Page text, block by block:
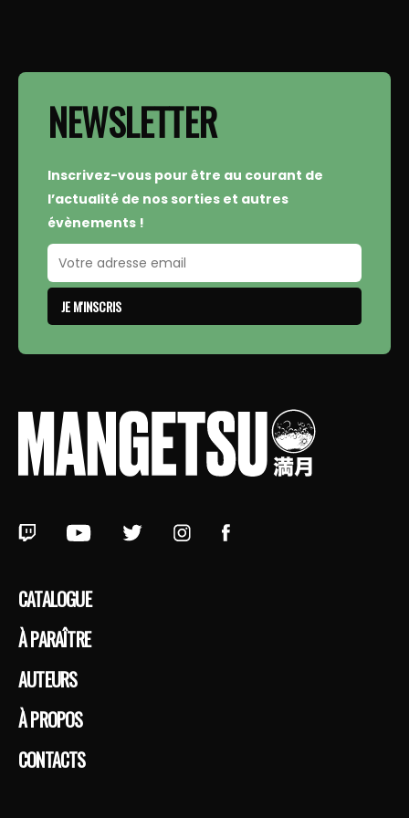
CATALOGUE
À PARAÎTRE
AUTEURS
À PROPOS
CONTACTS
NEWSLETTER
Inscrivez-vous pour être au courant de
l’actualité de nos sorties et autres
évènements !
JE M'INSCRIS